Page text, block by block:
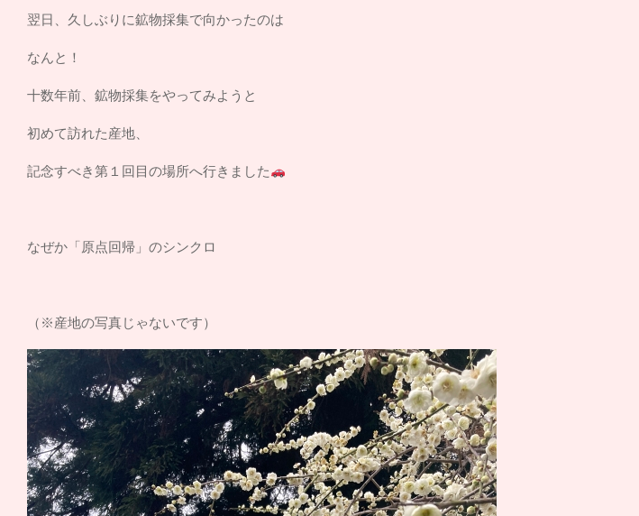
翌日、久しぶりに鉱物採集で向かったのは
なんと！
十数年前、鉱物採集をやってみようと
初めて訪れた産地、
記念すべき第１回目の場所へ行きました
なぜか「原点回帰」のシンクロ
（※産地の写真じゃないです）